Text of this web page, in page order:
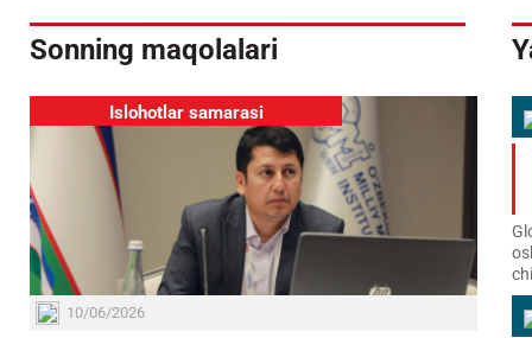
Sonning maqolalari
Islohotlar samarasi
10/06/2026